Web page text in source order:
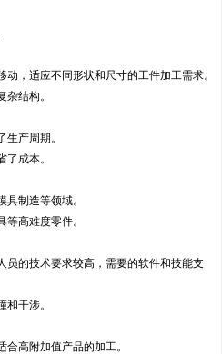
，适应不同形状和尺寸的工件加工需求。
结构。
产周期。
成本。
制造等领域。
高难度零件。
员的技术要求较高，需要的软件和技能支
干涉。
高附加值产品的加工。